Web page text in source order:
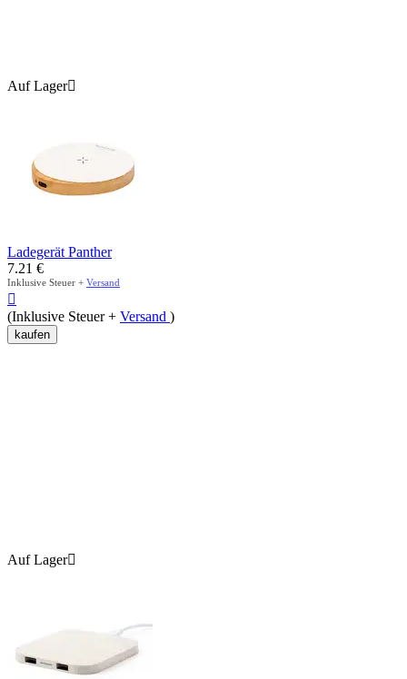
Auf Lager
Ladegerät Panther
7.21 €
Inklusive Steuer + Versand

(Inklusive Steuer + Versand )
kaufen
Auf Lager